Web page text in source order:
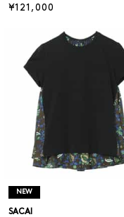
¥121,000
NEW
SACAI